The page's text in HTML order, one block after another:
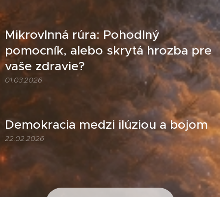
Mikrovlnná rúra: Pohodlný
pomocník, alebo skrytá hrozba pre
vaše zdravie?
01.03.2026
Demokracia medzi ilúziou a bojom
22.02.2026